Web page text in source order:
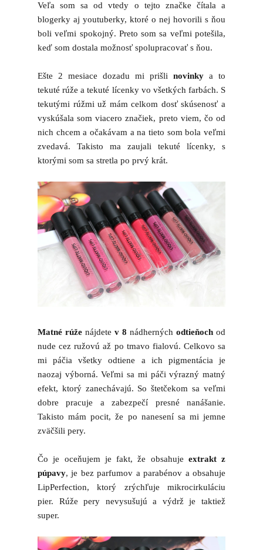
Veľa som sa od vtedy o tejto značke čítala a
blogerky aj youtuberky, ktoré o nej hovorili s ňou
boli veľmi spokojný. Preto som sa veľmi potešila,
keď som dostala možnosť spolupracovať s ňou.
Ešte 2 mesiace dozadu mi prišli novinky a to
tekuté rúže a tekuté lícenky vo všetkých farbách. S
tekutými rúžmi už mám celkom dosť skúsenosť a
vyskúšala som viacero značiek, preto viem, čo od
nich chcem a očakávam a na tieto som bola veľmi
zvedavá. Takisto ma zaujali tekuté lícenky, s
ktorými som sa stretla po prvý krát.
Matné rúže nájdete v 8 nádherných odtieňoch od
nude cez ružovú až po tmavo fialovú. Celkovo sa
mi páčia všetky odtiene a ich pigmentácia je
naozaj výborná. Veľmi sa mi páči výrazný matný
efekt, ktorý zanechávajú. So štetčekom sa veľmi
dobre pracuje a zabezpečí presné nanášanie.
Takisto mám pocit, že po nanesení sa mi jemne
zväčšili pery.
Čo je oceňujem je fakt, že obsahuje extrakt z
púpavy, je bez parfumov a parabénov a obsahuje
LipPerfection, ktorý zrýchľuje mikrocirkuláciu
pier. Rúže pery nevysušujú a výdrž je taktiež
super.